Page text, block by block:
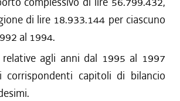
di lire 18.933.144 per ciascuno
al 1994.
agli anni dal 1995 al 1997
corrispondenti capitoli di bilancio